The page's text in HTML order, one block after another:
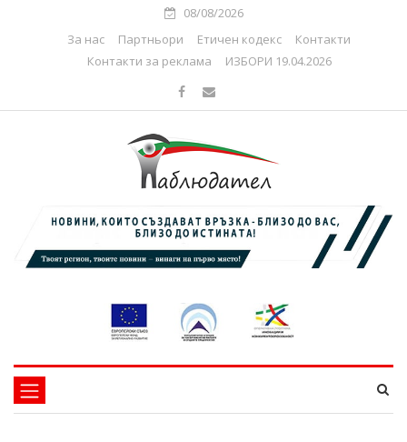
08/08/2026
За нас
Партньори Етичен кодекс
Контакти
Контакти за реклама
ИЗБОРИ 19.04.2026